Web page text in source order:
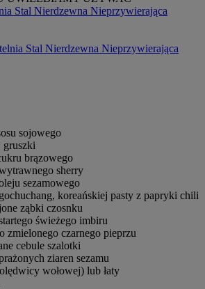
Stal Nierdzewna Nieprzywierająca
sojowego
gruszki
brązowego
sherry
sezamowego
koreańskiej pasty z papryki chili
ząbki czosnku
świeżego imbiru
zmielonego czarnego pieprzu
cebule szalotki
ziaren sezamu
wołowej) lub łaty